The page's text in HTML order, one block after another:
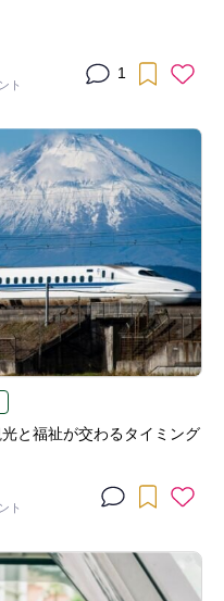
ト
1
と福祉が交わるタイミング
ト